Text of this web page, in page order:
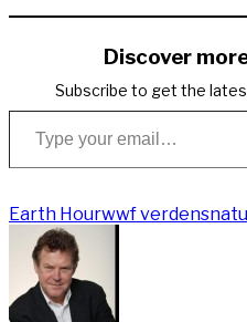
Link
Discover
Subscribe to get the
Type your email…
Earth Hourwwf